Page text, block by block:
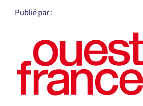
Publié par :